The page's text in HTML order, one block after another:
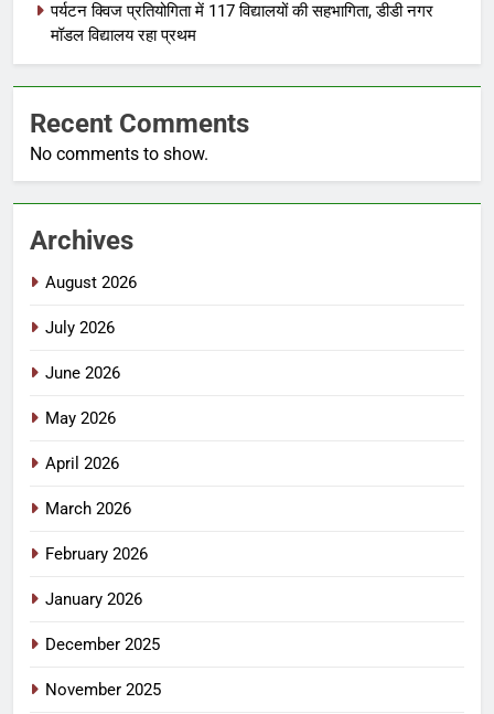
पर्यटन क्विज प्रतियोगिता में 117 विद्यालयों की सहभागिता, डीडी नगर
मॉडल विद्यालय रहा प्रथम
Recent Comments
No comments to show.
Archives
August 2026
July 2026
June 2026
May 2026
April 2026
March 2026
February 2026
January 2026
December 2025
November 2025